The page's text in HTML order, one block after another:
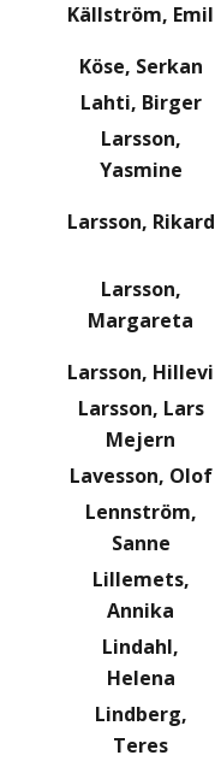
Källström, Emil
Köse, Serkan
Lahti, Birger
Larsson,
Yasmine
Larsson, Rikard
Larsson,
Margareta
Larsson, Hillevi
Larsson, Lars
Mejern
Lavesson, Olof
Lennström,
Sanne
Lillemets,
Annika
Lindahl,
Helena
Lindberg,
Teres